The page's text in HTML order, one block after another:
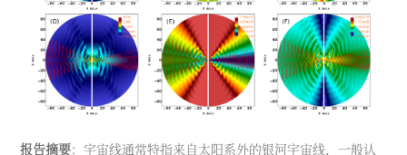
报告摘要：宇宙线通常特指来自太阳系外的银河宇宙线，一般认